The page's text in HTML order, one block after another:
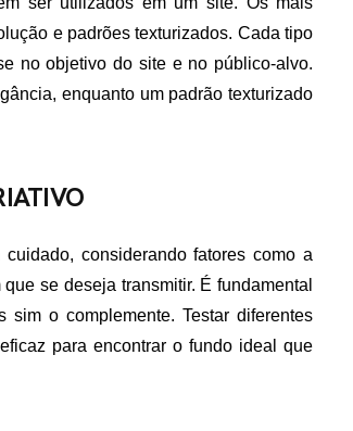
e padrões texturizados. Cada tipo
no objetivo do site e no público-alvo.
enquanto um padrão texturizado
considerando fatores como a
se deseja transmitir. É fundamental
o complemente. Testar diferentes
para encontrar o fundo ideal que